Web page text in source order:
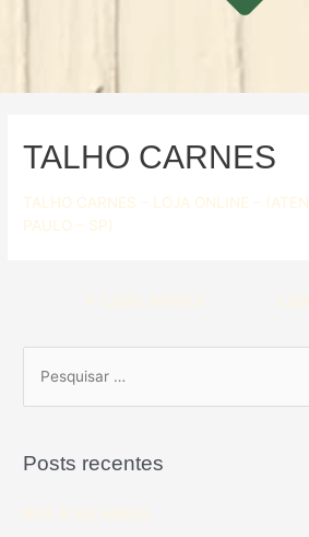
TALHO CARNES
TALHO CARNES – LOJA ONLINE –
PAULO – SP)
← Lojas anterior
Posts recentes
BIFE À MILANESA